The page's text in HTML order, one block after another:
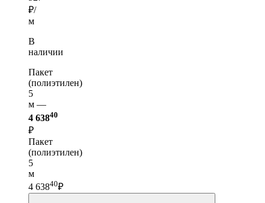
₽/
м
В
наличии
Пакет
(полиэтилен)
5
м —
4 63840
₽
Пакет
(полиэтилен)
5
м
4 63840₽